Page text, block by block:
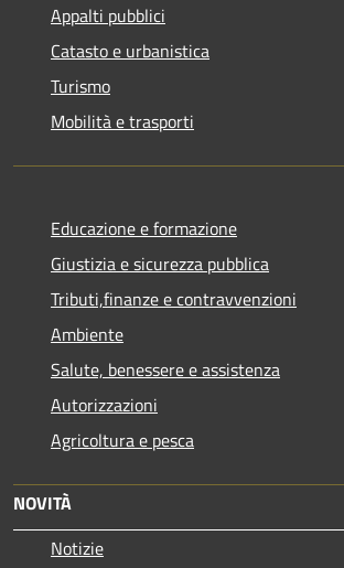
Appalti pubblici
Catasto e urbanistica
Turismo
Mobilità e trasporti
Educazione e formazione
Giustizia e sicurezza pubblica
Tributi,finanze e contravvenzioni
Ambiente
Salute, benessere e assistenza
Autorizzazioni
Agricoltura e pesca
NOVITÀ
Notizie